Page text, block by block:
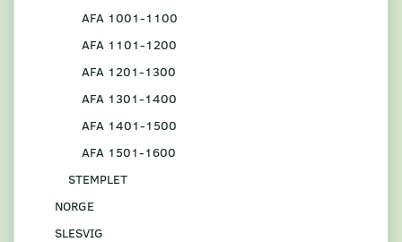
AFA 1001-1100
AFA 1101-1200
AFA 1201-1300
AFA 1301-1400
AFA 1401-1500
AFA 1501-1600
STEMPLET
NORGE
SLESVIG